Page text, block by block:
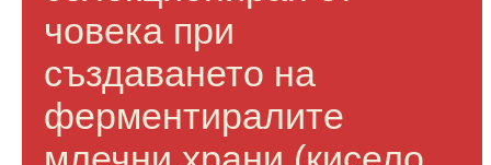
човека при
създаването на
ферментиралите